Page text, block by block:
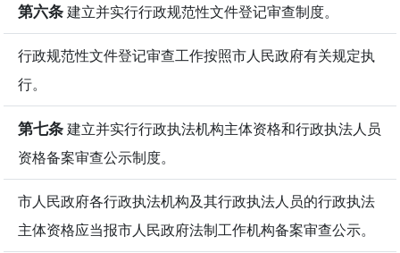
第六条建立并实行行政规范性文件登记审查制度。
行政规范性文件登记审查工作按照市人民政府有关规定执
行。
第七条建立并实行行政执法机构主体资格和行政执法人员
资格备案审查公示制度。
市人民政府各行政执法机构及其行政执法人员的行政执法
主体资格应当报市人民政府法制工作机构备案审查公示。